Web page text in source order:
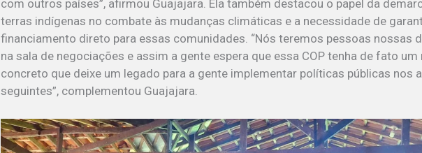
com outros países”, afirmou Guajajara. Ela também destacou o papel da
terras indígenas no combate às mudanças climáticas e a necessidade de
financiamento direto para essas comunidades. “Nós teremos pessoas nossas
na sala de negociações e assim a gente espera que essa COP tenha de fato
concreto que deixe um legado para a gente implementar políticas públicas nos
seguintes”, complementou Guajajara.